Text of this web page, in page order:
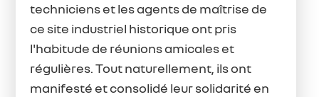
techniciens et les agents de maîtrise de
ce site industriel historique ont pris
l'habitude de réunions amicales et
régulières. Tout naturellement, ils ont
manifesté et consolidé leur solidarité en